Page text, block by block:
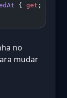
{ get ;
no
mudar